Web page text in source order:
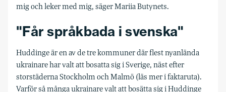
mig och leker med mig, säger Mariia Butynets.
"Får språkbada i svenska"
Huddinge är en av de tre kommuner där flest nyanlända
ukrainare har valt att bosatta sig i Sverige, näst efter
storstäderna Stockholm och Malmö (läs mer i faktaruta).
Varför så många ukrainare valt att bosätta sig i Huddinge